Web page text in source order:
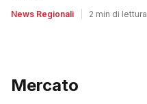
News Regionali 2 min di lettura
Mercato